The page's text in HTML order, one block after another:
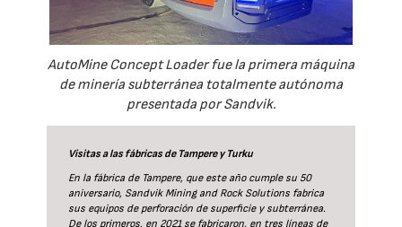
AutoMine Concept Loader fue la primera máquina
de minería subterránea totalmente autónoma
presentada por Sandvik.
Visitas a las fábricas de Tampere y Turku
En la fábrica de Tampere, que este año cumple su 50
aniversario, Sandvik Mining and Rock Solutions fabrica
sus equipos de perforación de superficie y subterránea.
De los primeros, en 2021 se fabricaron, en tres líneas de